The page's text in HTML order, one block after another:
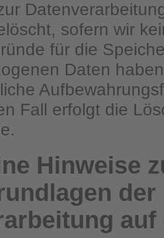
sofern wir
für die
Daten
Fall erfolgt die
Hinweise
der
auf